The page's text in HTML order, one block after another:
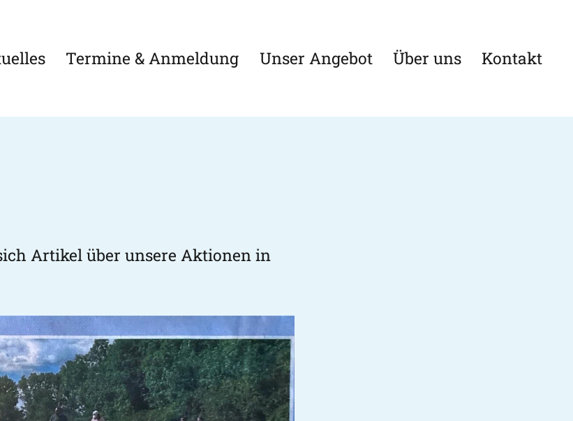
Termine & Anmeldung Unser Angebot Über uns Kontakt
Artikel über unsere Aktionen in